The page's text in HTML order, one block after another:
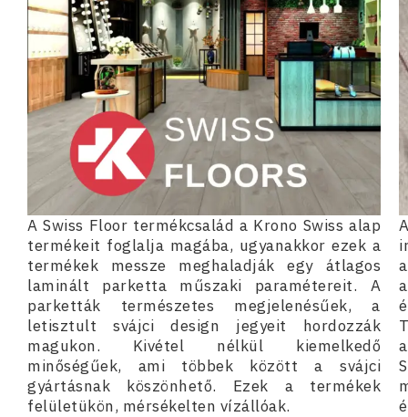
A Swiss Floor termékcsalád a Krono Swiss alap
termékeit foglalja magába, ugyanakkor ezek a
termékek messze meghaladják egy átlagos
laminált parketta műszaki paramétereit. A
parketták természetes megjelenésűek, a
letisztult svájci design jegyeit hordozzák
magukon. Kivétel nélkül kiemelkedő
minőségűek, ami többek között a svájci
gyártásnak köszönhető. Ezek a termékek
felületükön, mérsékelten vízállóak.